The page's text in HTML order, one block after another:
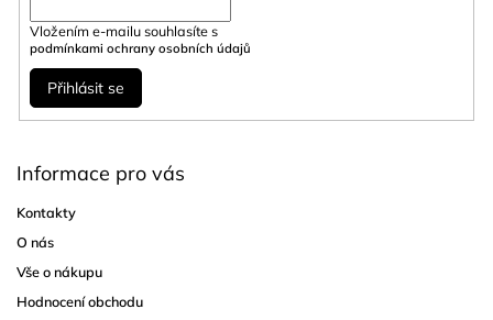
Vložením e-mailu souhlasíte s
podmínkami ochrany osobních údajů
Přihlásit se
Informace pro vás
Kontakty
O nás
Vše o nákupu
Hodnocení obchodu